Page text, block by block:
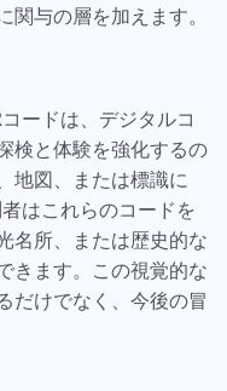
与の層を加えます。
ードは、デジタルコ
検と体験を強化するの
地図、または標識に
はこれらのコードを
名所、または歴史的な
きます。この視覚的な
だけでなく、今後の冒